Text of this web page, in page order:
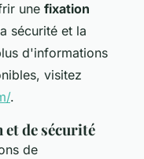
une fixation
sécurité et la
d'informations
visitez
.
de sécurité
de